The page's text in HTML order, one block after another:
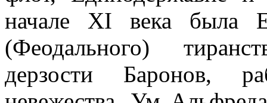
начале XI века была
(Феодального)
дерзости Баронов,